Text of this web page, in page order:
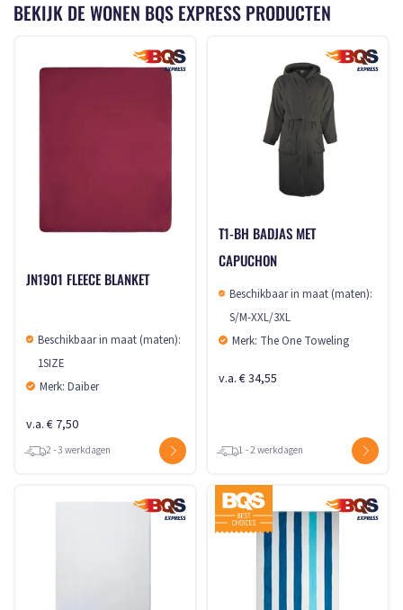
BEKIJK DE WONEN BQS EXPRESS PRODUCTEN
JN1901 FLEECE BLANKET
Beschikbaar in maat (maten):
1SIZE
Merk: Daiber
v.a. € 7,50
2 - 3 werkdagen
T1-BH BADJAS MET
CAPUCHON
Beschikbaar in maat (maten):
S/M-XXL/3XL
Merk: The One Toweling
v.a. € 34,55
1 - 2 werkdagen